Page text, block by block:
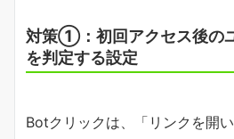
対策①：初回アクセス後の
を判定する設定
Botクリックは、「リンクを開